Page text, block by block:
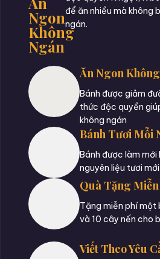
Ngon
Không
Ngán
để ăn nhiều mà không
ngán.
Ăn Ngon
Bánh được giảm
thức độc quyền
không ngán
Bánh Tươi Mỗi
Bánh được làm mới
nguyên liệu tươi
Quà Tặng
Tặng miễn phí một
và 10 cây nến cho
Viết Theo Yêu